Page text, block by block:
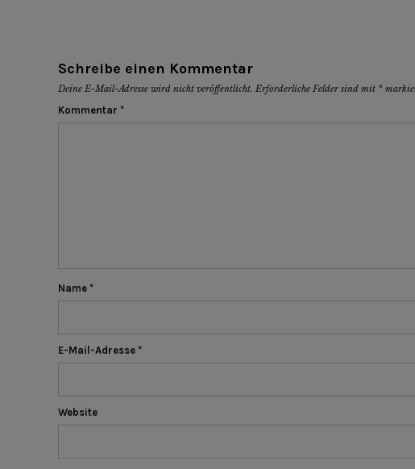
Schreibe einen Kommentar
Deine E-Mail-Adresse wird nicht veröffentlicht. Erforderliche Felder sind mit *
Kommentar *
Name *
E-Mail-Adresse *
Website